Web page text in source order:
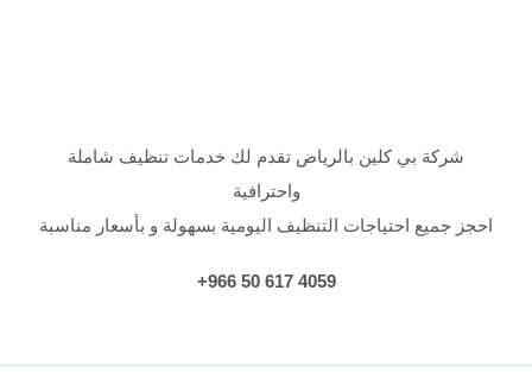
شركة بي كلين بالرياض تقدم لك خدمات تنظيف شاملة
واحترافية
احجز جميع احتياجات التنظيف اليومية بسهولة و بأسعار مناسبة
4059 617 50 966+